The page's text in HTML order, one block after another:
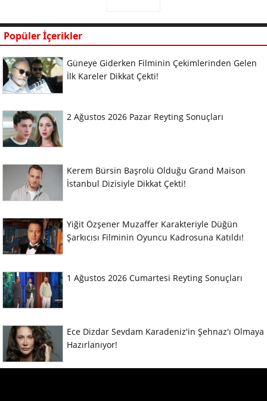
Popüler İçerikler
Güneye Giderken Filminin Çekimlerinden Gelen
İlk Kareler Dikkat Çekti!
2 Ağustos 2026 Pazar Reyting Sonuçları
Kerem Bürsin Başrolü Olduğu Grand Maison
İstanbul Dizisiyle Dikkat Çekti!
Yiğit Özşener Muzaffer Karakteriyle Düğün
Şarkıcısı Filminin Oyuncu Kadrosuna Katıldı!
1 Ağustos 2026 Cumartesi Reyting Sonuçları
Ece Dizdar Sevdam Karadeniz'in Şehnaz'ı Olmaya
Hazırlanıyor!